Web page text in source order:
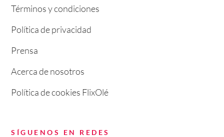
Términos y condiciones
Política de privacidad
Prensa
Acerca de nosotros
Política de cookies FlixOlé
SÍGUENOS EN REDES